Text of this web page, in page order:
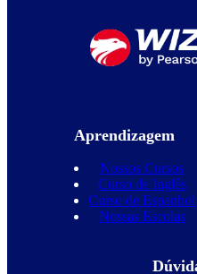
Aprendizagem
Nossos Cursos
Curso de Inglês
Curso de Espanhol
Nossas Escolas